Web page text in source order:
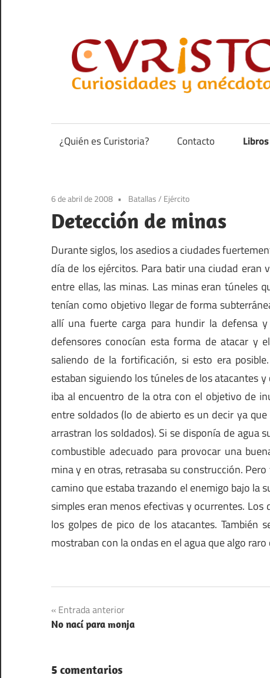
contenido
anécdotas
de
¿Quién es Curistoria? Contacto
6 de abril de 2008 Batallas/ Ejército
Detección de minas
Durante siglos, los asedios a ciudades
día de los ejércitos. Para batir una ciudad eran
entre ellas, las minas. Las minas eran túneles
tenían como objetivo llegar de forma
allí una fuerte carga para hundir la defensa
defensores conocían esta forma de atacar y
saliendo de la fortificación, si esto era
estaban siguiendo los túneles de los atacantes
iba al encuentro de la otra con el objetivo de
entre soldados (lo de abierto es un decir ya
arrastran los soldados). Si se disponía de agua
combustible adecuado para provocar una
mina y en otras, retrasaba su construcción.
camino que estaba trazando el enemigo bajo la
simples eran menos efectivas y ocurrentes.
los golpes de pico de los atacantes. También
mostraban con la ondas en el agua que algo raro
Navegación
de
entradas
Entrada anterior
No nací para monja
5 comentarios